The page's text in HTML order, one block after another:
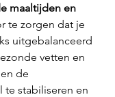
maaltijden en
te zorgen dat je
uitgebalanceerd
vetten en
de
stabiliseren en